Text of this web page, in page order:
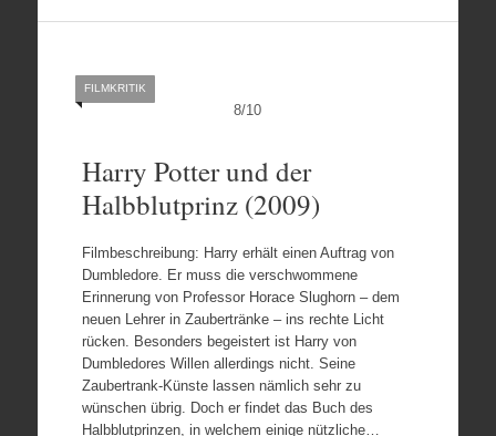
8/10
FILMKRITIK
Harry Potter und der
Halbblutprinz (2009)
Filmbeschreibung: Harry erhält einen Auftrag von
Dumbledore. Er muss die verschwommene
Erinnerung von Professor Horace Slughorn – dem
neuen Lehrer in Zaubertränke – ins rechte Licht
rücken. Besonders begeistert ist Harry von
Dumbledores Willen allerdings nicht. Seine
Zaubertrank-Künste lassen nämlich sehr zu
wünschen übrig. Doch er findet das Buch des
Halbblutprinzen, in welchem einige nützliche…